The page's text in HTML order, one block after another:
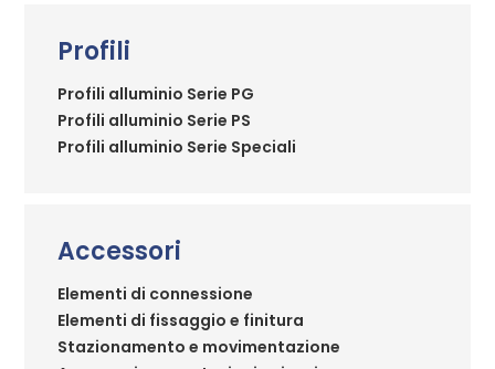
Profili
Profili alluminio Serie PG
Profili alluminio Serie PS
Profili alluminio Serie Speciali
Accessori
Elementi di connessione
Elementi di fissaggio e finitura
Stazionamento e movimentazione